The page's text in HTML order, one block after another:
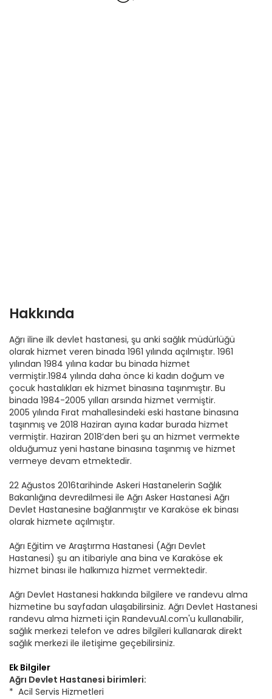
Hakkında
Ağrı iline ilk devlet hastanesi, şu anki sağlık müdürlüğü
olarak hizmet veren binada 1961 yılında açılmıştır. 1961
yılından 1984 yılına kadar bu binada hizmet
vermiştir.1984 yılında daha önce ki kadın doğum ve
çocuk hastalıkları ek hizmet binasına taşınmıştır. Bu
binada 1984-2005 yılları arsında hizmet vermiştir.
2005 yılında Fırat mahallesindeki eski hastane binasına
taşınmış ve 2018 Haziran ayına kadar burada hizmet
vermiştir. Haziran 2018’den beri şu an hizmet vermekte
olduğumuz yeni hastane binasına taşınmış ve hizmet
vermeye devam etmektedir.
22 Ağustos 2016tarihinde Askeri Hastanelerin Sağlık
Bakanlığına devredilmesi ile Ağrı Asker Hastanesi Ağrı
Devlet Hastanesine bağlanmıştır ve Karaköse ek binası
olarak hizmete açılmıştır.
Ağrı Eğitim ve Araştırma Hastanesi (Ağrı Devlet
Hastanesi) şu an itibariyle ana bina ve Karaköse ek
hizmet binası ile halkımıza hizmet vermektedir.
Ağrı Devlet Hastanesi hakkında bilgilere ve randevu alma
hizmetine bu sayfadan ulaşabilirsiniz. Ağrı Devlet Hastanesi
randevu alma hizmeti için RandevuAl.com'u kullanabilir,
sağlık merkezi telefon ve adres bilgileri kullanarak direkt
sağlık merkezi ile iletişime geçebilirsiniz.
Ek Bilgiler
Ağrı Devlet Hastanesi birimleri:
* Acil Servis Hizmetleri